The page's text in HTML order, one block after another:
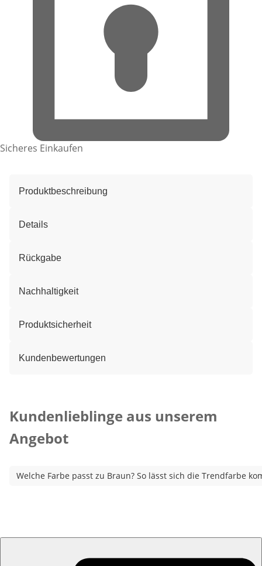
Sicheres Einkaufen
Produktbeschreibung
Details
Rückgabe
Nachhaltigkeit
Produktsicherheit
Kundenbewertungen
Kundenlieblinge aus unserem
Angebot
Welche Farbe passt zu Braun? So lässt sich die Trendfarbe